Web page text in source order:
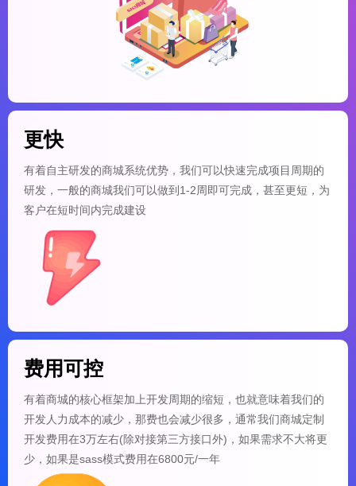
更快
有着自主研发的商城系统优势，我们可以快速完成项目周期的
研发，一般的商城我们可以做到1-2周即可完成，甚至更短，为
客户在短时间内完成建设
费用可控
有着商城的核心框架加上开发周期的缩短，也就意味着我们的
开发人力成本的减少，那费也会减少很多，通常我们商城定制
开发费用在3万左右(除对接第三方接口外)，如果需求不大将更
少，如果是sass模式费用在6800元/一年